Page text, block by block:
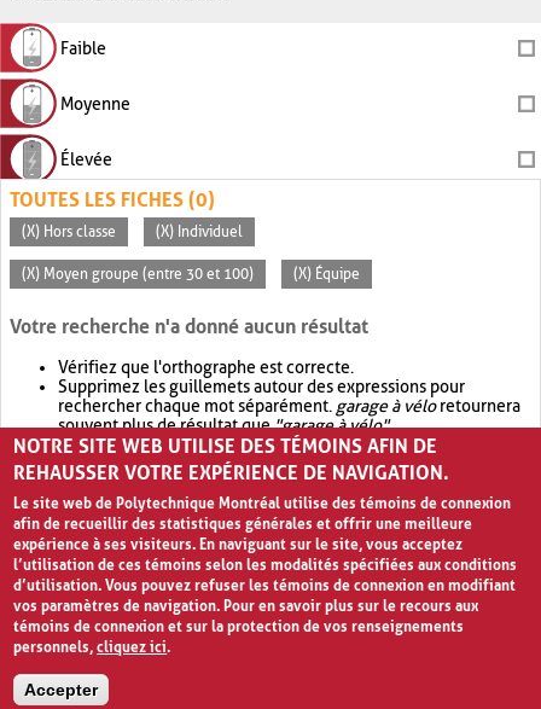
Faible
Moyenne
Élevée
TOUTES LES FICHES (0)
(X) Hors classe (X) Individuel
(X) Moyen groupe (entre 30 et 100) (X) Équipe
Votre recherche n'a donné aucun résultat
Vérifiez que l'orthographe est correcte.
Supprimez les guillemets autour des expressions pour
rechercher chaque mot séparément. garage à véloretournera
souvent plus de résultat que"garage à vélo".
Envisagez d'élargir votre recherche avec OR.garage OR vélo
retournera souvent plus de résultat quegarage à vélo
NOTRE SITE WEB UTILISE DES TÉMOINS AFIN DE
REHAUSSER VOTRE EXPÉRIENCE DE NAVIGATION.
Le site web de Polytechnique Montréal utilise des témoins de connexion
afin de recueillir des statistiques générales et offrir une meilleure
expérience à ses visiteurs. En naviguant sur le site, vous acceptez
l’utilisation de ces témoins selon les modalités spécifiées aux conditions
d’utilisation. Vous pouvez refuser les témoins de connexion en modifiant
vos paramètres de navigation. Pour en savoir plus sur le recours aux
témoins de connexion et sur la protection de vos renseignements
personnels,cliquez ici.
Accepter